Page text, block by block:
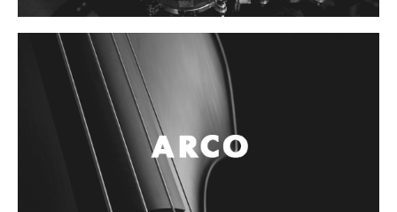
Maquinas de humo y escenario
Controladores
Accesorios
Cables y Conectores
Instrumento